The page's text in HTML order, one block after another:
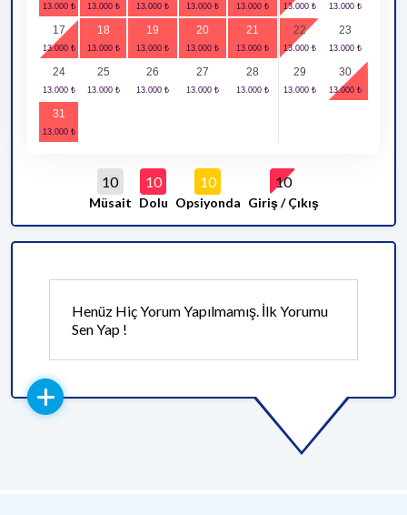
17 18 19 20 21 22 23
24 25 26 27 28 29 30
31
10
Müsait
10
Dolu
10
Opsiyonda
10
Giriş / Çıkış
Henüz Hiç Yorum Yapılmamış. İlk Yorumu
Sen Yap !